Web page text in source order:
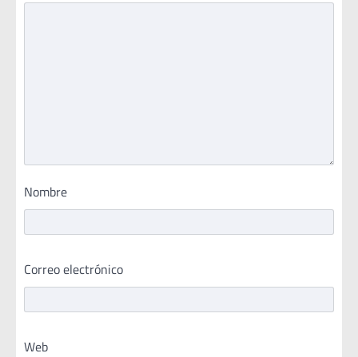
Nombre
Correo electrónico
Web